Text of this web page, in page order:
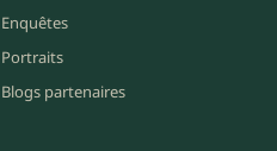
Enquêtes
Portraits
Blogs partenaires